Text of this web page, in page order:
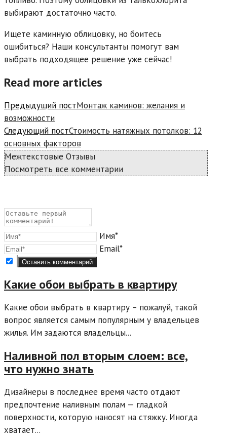
выбирают достаточно часто.
Ищете каминную облицовку, но боитесь
ошибиться? Наши консультанты помогут вам
выбрать подходящее решение уже сейчас!
Read more articles
Предыдущий постМонтаж каминов: желания и
возможности
Следующий постСтоимость натяжных потолков: 12
основных факторов
Межтекстовые Отзывы
Посмотреть все комментарии
Имя*
Email*
Какие обои выбрать в квартиру
Какие обои выбрать в квартиру – пожалуй, такой
вопрос является самым популярным у владельцев
жилья. Им задаются владельцы...
Наливной пол вторым слоем: все,
что нужно знать
Дизайнеры в последнее время часто отдают
предпочтение наливным полам — гладкой
поверхности, которую наносят на стяжку. Иногда
хватает...